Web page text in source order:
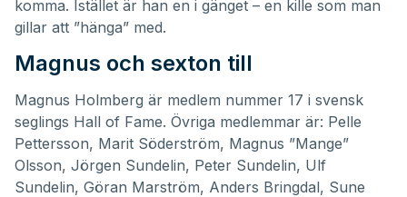
komma. Istället är han en i gänget – en kille som man
gillar att ”hänga” med.
Magnus och sexton till
Magnus Holmberg är medlem nummer 17 i svensk
seglings Hall of Fame. Övriga medlemmar är: Pelle
Pettersson, Marit Söderström, Magnus ”Mange”
Olsson, Jörgen Sundelin, Peter Sundelin, Ulf
Sundelin, Göran Marström, Anders Bringdal, Sune